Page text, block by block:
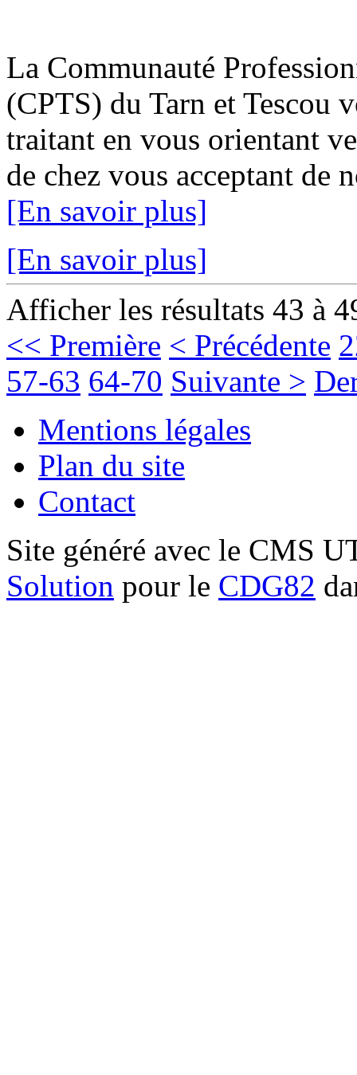
La Communauté
(CPTS) du Tarn et Tescou
traitant en vous orientant
de chez vous acceptant de
[En savoir plus]
[En savoir plus]
Afficher les résultats 43 à
<< Première < Précédente
57-63 64-70 Suivante >
Mentions légales
Plan du site
Contact
Site généré avec le CMS
Solution pour le CDG82